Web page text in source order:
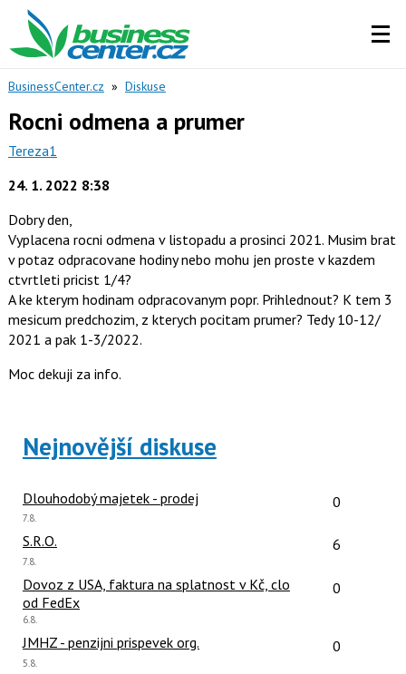
BusinessCenter.cz » Diskuse
Rocni odmena a prumer
Tereza1
24. 1. 2022 8:38
Dobry den,
Vyplacena rocni odmena v listopadu a prosinci 2021. Musim brat
v potaz odpracovane hodiny nebo mohu jen proste v kazdem
ctvrtleti pricist 1/4?
A ke kterym hodinam odpracovanym popr. Prihlednout? K tem 3
mesicum predchozim, z kterych pocitam prumer? Tedy 10-12/
2021 a pak 1-3/2022.
Moc dekuji za info.
Nejnovější diskuse
Dlouhodobý majetek - prodej Počet
0
Poslední
7.8.
S.R.O. Počet
6
Poslední
7.8.
Dovoz z USA, faktura na splatnost v Kč, clo
od FedEx
Počet
0
Poslední
6.8.
JMHZ - penzijni prispevek org. Počet
0
Poslední
5.8.